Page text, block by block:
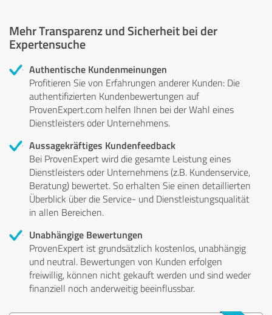
Mehr Transparenz und Sicherheit bei der
Expertensuche
Authentische Kundenmeinungen
Profitieren Sie von Erfahrungen anderer Kunden: Die
authentifizierten Kundenbewertungen auf
ProvenExpert.com helfen Ihnen bei der Wahl eines
Dienstleisters oder Unternehmens.
Aussagekräftiges Kundenfeedback
Bei ProvenExpert wird die gesamte Leistung eines
Dienstleisters oder Unternehmens (z.B. Kundenservice,
Beratung) bewertet. So erhalten Sie einen detaillierten
Überblick über die Service- und Dienstleistungsqualität
in allen Bereichen.
Unabhängige Bewertungen
ProvenExpert ist grundsätzlich kostenlos, unabhängig
und neutral. Bewertungen von Kunden erfolgen
freiwillig, können nicht gekauft werden und sind weder
finanziell noch anderweitig beeinflussbar.